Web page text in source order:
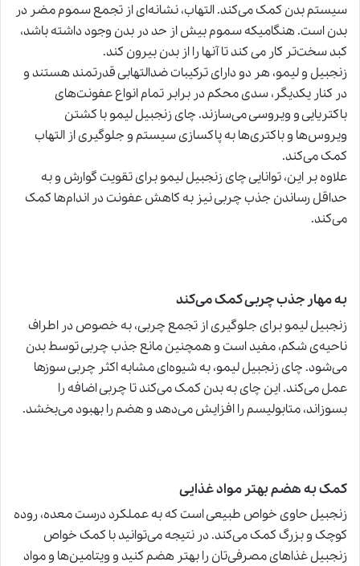
سیستم بدن کمک می‌کند. التهاب، نشانه‌ای از تجمع سموم مضر در
بدن است. هنگامیکه سموم بیش از حد در بدن وجود داشته باشد،
کبد سخت‌تر کار می کند تا آنها را از بدن بیرون کند.
زنجبیل و لیمو، هر دو دارای ترکیبات ضدالتهابی قدرتمند هستند و
در کنار یکدیگر، سدی محکم در برابر تمام انواع عفونت‌های
باکتریایی و ویروسی می‌سازند. چای زنجبیل لیمو با کشتن
ویروس‌ها و باکتری‌ها به پاکسازی سیستم و جلوگیری از التهاب
کمک می‌کند.
علاوه بر این، توانایی چای زنجبیل لیمو برای تقویت گوارش و به
حداقل رساندن جذب چربی نیز به کاهش عفونت در اندام‌ها کمک
می‌کند.
به مهار جذب چربی کمک می‌کند
زنجبیل لیمو برای جلوگیری از تجمع چربی، به خصوص در اطراف
ناحیه‌ی شکم، مفید است و همچنین مانع جذب چربی توسط بدن
می‌شود. چای زنجبیل لیمو، به شیوه‌ای مشابه اکثر چربی سوزها
عمل می‌کند. این چای به بدن کمک می‌کند تا چربی اضافه را
بسوزاند، متابولیسم را افزایش می‌دهد و هضم را بهبود می‌بخشد.
کمک به هضم بهتر مواد غذایی
زنجبیل حاوی خواص طبیعی است که به عملکرد درست معده، روده‌
کوچک و بزرگ کمک می‌کند. در نتیجه می‌توانید با کمک خواص
زنجبیل غذاهای مصرفی‌تان را بهتر هضم کنید و ویتامین‌ها و مواد